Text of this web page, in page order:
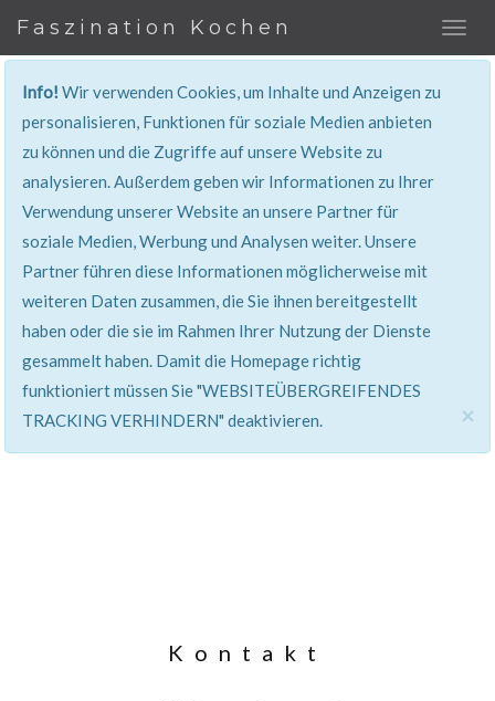
Faszination Kochen
Info!Wir verwenden Cookies, um Inhalte und Anzeigen zu
personalisieren, Funktionen für soziale Medien anbieten
zu können und die Zugriffe auf unsere Website zu
analysieren. Außerdem geben wir Informationen zu Ihrer
Verwendung unserer Website an unsere Partner für
soziale Medien, Werbung und Analysen weiter. Unsere
Partner führen diese Informationen möglicherweise mit
weiteren Daten zusammen, die Sie ihnen bereitgestellt
haben oder die sie im Rahmen Ihrer Nutzung der Dienste
gesammelt haben. Damit die Homepage richtig
funktioniert müssen Sie "WEBSITEÜBERGREIFENDES
TRACKING VERHINDERN" deaktivieren.
×
401, Nicht Erlaubt
Sie haben keinen Zugang zu diesem Bereich. Sie
werden automatisch weitergeleitet.
Kontakt